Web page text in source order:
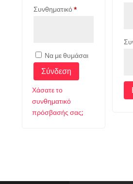
Συνθηματικό*Απαιτείται
Να με θυμάσαι
Σύνδεση
Χάσατε το
συνθηματικό
πρόσβασής σας;